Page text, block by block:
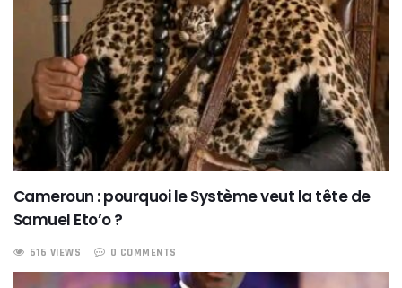
Cameroun : pourquoi le Système veut la tête de
Samuel Eto’o ?
616 VIEWS 0 COMMENTS